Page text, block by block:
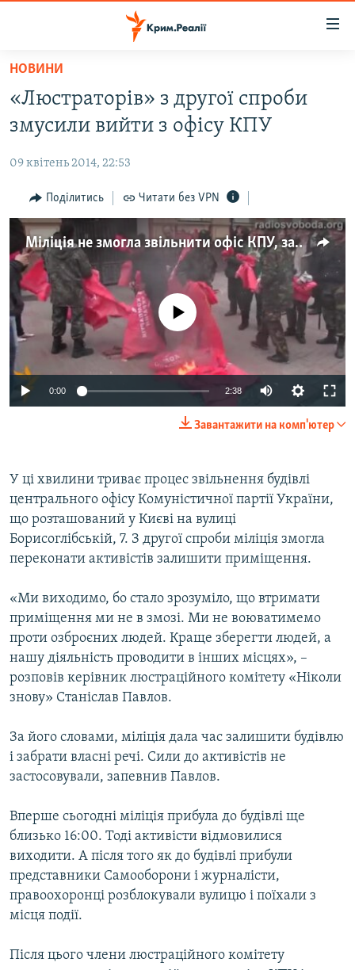
Перейти
основного
матеріалу
Перейти
до
навігації
Перейти
пошуку
ВОДА.КРИМ
ВІДЕО ТА ФОТО
ПОЛІТИКА
БЛОГИ
ПОГЛЯД
ІНТЕРВ'Ю
ВСЕ ЗА ДЕНЬ
СПЕЦПРОЕКТИ
ДЕПОРТАЦІЯ
ВІДЕОУРОКИ «ELIFBE»
СВІДЧЕННЯ ОКУПАЦІЇ
ЯК ОБІЙТИ БЛОКУВАННЯ
Русский
Qırımtatar
Усі сайти RFE/RL
НОВИНИ
«Люстраторів» з другої спроби
змусили вийти з офісу КПУ
09 квітень 2014, 22:53
Поділитись Читати без VPN
Міліція не змогла звільнити офіс КПУ, зайнятий націоналістами
No media source currently available
0:00 2:38
Завантажити на комп'ютер
У ці хвилини триває процес звільнення будівлі
центрального офісу Комуністичної партії України,
що розташований у Києві на вулиці
Борисоглібській, 7. З другої спроби міліція змогла
переконати активістів залишити приміщення.
«Ми виходимо, бо стало зрозуміло, що втримати
приміщення ми не в змозі. Ми не воюватимемо
проти озброєних людей. Краще зберегти людей, а
нашу діяльність проводити в інших місцях», –
розповів керівник люстраційного комітету «Ніколи
знову» Станіслав Павлов.
За його словами, міліція дала час залишити будівлю
і забрати власні речі. Сили до активістів не
застосовували, запевнив Павлов.
Вперше сьогодні міліція прибула до будівлі ще
близько 16:00. Тоді активісти відмовилися
виходити. А після того як до будівлі прибули
представники Самооборони і журналісти,
правоохоронці розблокували вулицю і поїхали з
місця події.
Після цього члени люстраційного комітету